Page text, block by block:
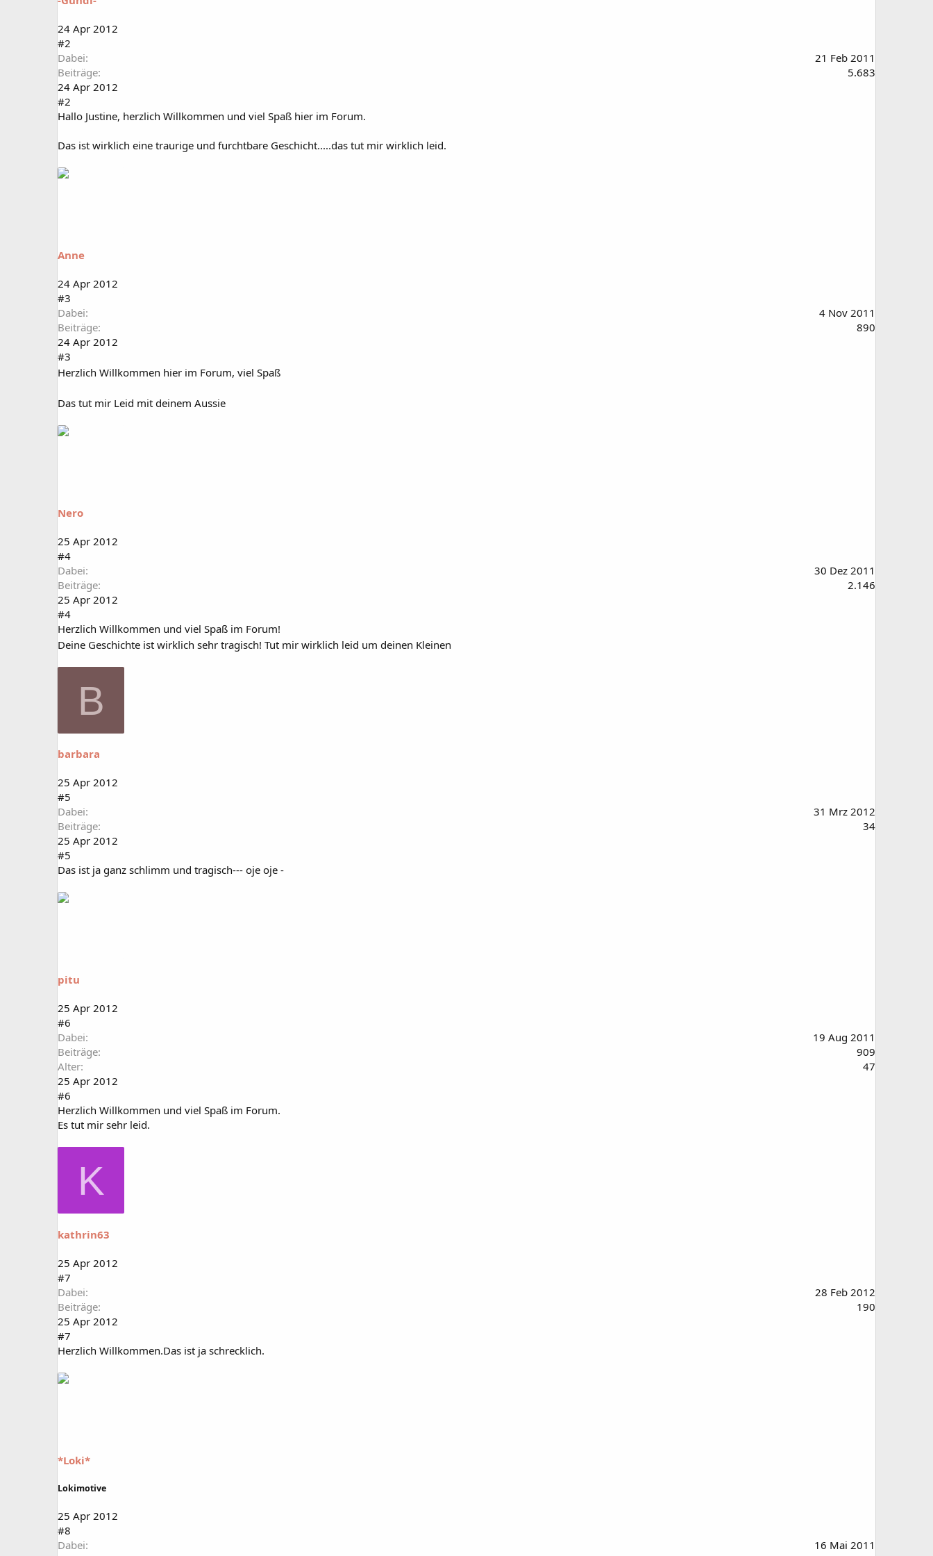
24 Apr 2012
#2
Dabei
21 Feb 2011
Beiträge
5.683
24 Apr 2012
#2
Hallo Justine, herzlich Willkommen und viel Spaß hier im Forum.
Das ist wirklich eine traurige und furchtbare Geschicht.....das tut mir wirklich leid.
Anne
24 Apr 2012
#3
Dabei
4 Nov 2011
Beiträge
890
24 Apr 2012
#3
Herzlich Willkommen hier im Forum, viel Spaß
Das tut mir Leid mit deinem Aussie
Nero
25 Apr 2012
#4
Dabei
30 Dez 2011
Beiträge
2.146
25 Apr 2012
#4
Herzlich Willkommen und viel Spaß im Forum!
Deine Geschichte ist wirklich sehr tragisch! Tut mir wirklich leid um deinen Kleinen
B
barbara
25 Apr 2012
#5
Dabei
31 Mrz 2012
Beiträge
34
25 Apr 2012
#5
Das ist ja ganz schlimm und tragisch--- oje oje -
pitu
25 Apr 2012
#6
Dabei
19 Aug 2011
Beiträge
909
Alter
47
25 Apr 2012
#6
Herzlich Willkommen und viel Spaß im Forum.
Es tut mir sehr leid.
K
kathrin63
25 Apr 2012
#7
Dabei
28 Feb 2012
Beiträge
190
25 Apr 2012
#7
Herzlich Willkommen.Das ist ja schrecklich.
*Loki*
Lokimotive
25 Apr 2012
#8
Dabei
16 Mai 2011